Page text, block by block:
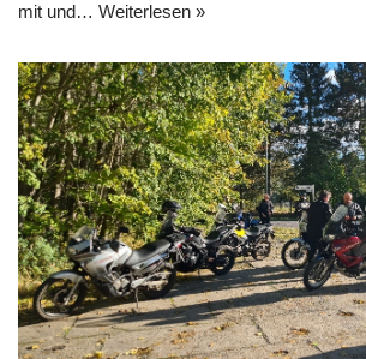
mit und… Weiterlesen »